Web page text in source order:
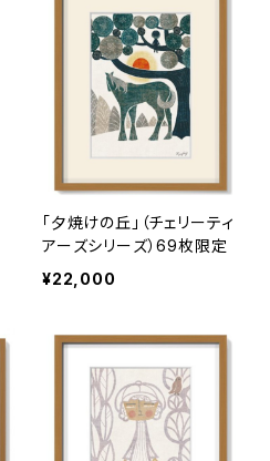
「夕焼けの丘」（チェリーティ
アーズシリーズ）69枚限定
¥22,000